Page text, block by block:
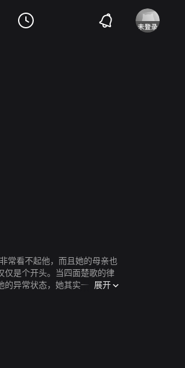
常看不起他，而且她的母亲也
仅是个开头。当四面楚歌的律
的异常状态，她其实一直深爱
展开